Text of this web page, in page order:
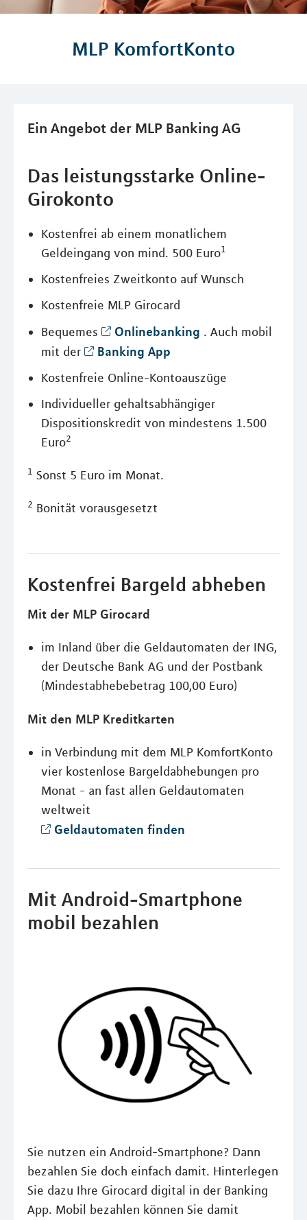
MLP KomfortKonto
Ein Angebot der MLP Banking AG
Das leistungsstarke Online-
Girokonto
Kostenfrei ab einem monatlichem
Geldeingang von mind. 500 Euro1
Kostenfreies Zweitkonto auf Wunsch
Kostenfreie MLP Girocard
Bequemes
Onlinebanking . Auch mobil
mit der
Banking App
Kostenfreie Online-Kontoauszüge
Individueller gehaltsabhängiger
Dispositionskredit von mindestens 1.500
Euro2
1 Sonst 5 Euro im Monat.
2 Bonität vorausgesetzt
Kostenfrei Bargeld abheben
Mit der MLP Girocard
im Inland über die Geldautomaten der ING,
der Deutsche Bank AG und der Postbank
(Mindestabhebebetrag 100,00 Euro)
Mit den MLP Kreditkarten
in Verbindung mit dem MLP KomfortKonto
vier kostenlose Bargeldabhebungen pro
Monat - an fast allen Geldautomaten
weltweit
Geldautomaten finden
Mit Android-Smartphone
mobil bezahlen
Sie nutzen ein Android-Smartphone? Dann
bezahlen Sie doch einfach damit. Hinterlegen
Sie dazu Ihre Girocard digital in der Banking
App. Mobil bezahlen können Sie damit